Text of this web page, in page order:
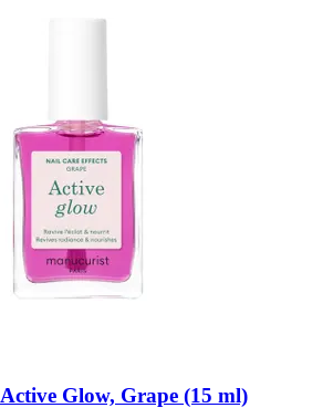
Active Glow, Grape (15 ml)